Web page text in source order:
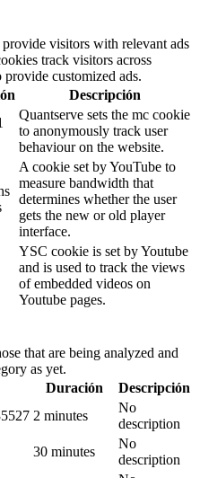
visitors with relevant ads
track visitors across
customized ads.
Descripción
Quantserve sets the mc cookie
to anonymously track user
behaviour on the website.
A cookie set by YouTube to
measure bandwidth that
determines whether the user
gets the new or old player
interface.
YSC cookie is set by Youtube
and is used to track the views
of embedded videos on
Youtube pages.
that are being analyzed and
as yet.
Duración
Descripción
2 minutes
No
description
30 minutes
No
description